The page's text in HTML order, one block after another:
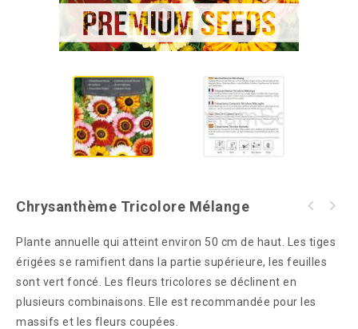
Chrysanthème Tricolore Mélange
Plante annuelle qui atteint environ 50 cm de haut. Les tiges
érigées se ramifient dans la partie supérieure, les feuilles
sont vert foncé. Les fleurs tricolores se déclinent en
plusieurs combinaisons. Elle est recommandée pour les
massifs et les fleurs coupées.